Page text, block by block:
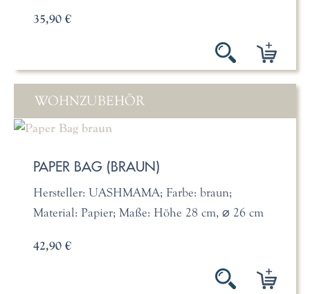
35,90 €
WOHNZUBEHÖR
PAPER BAG (BRAUN)
Hersteller: UASHMAMA; Farbe: braun;
Material: Papier; Maße: Höhe 28 cm, ⌀ 26 cm
42,90 €